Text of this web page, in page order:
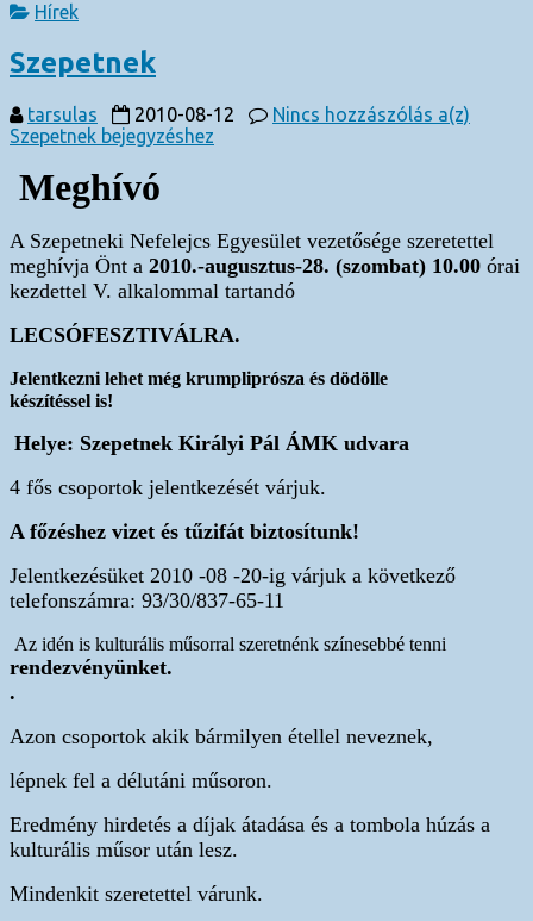
Hírek
Szepetnek
tarsulas 2010-08-12 Nincs hozzászólás a(z)
Szepetnek bejegyzéshez
Meghívó
A Szepetneki Nefelejcs Egyesület vezetősége szeretettel
meghívja Önt a 2010.-augusztus-28. (szombat) 10.00 órai
kezdettel V. alkalommal tartandó
LECSÓFESZTIVÁLRA.
Jelentkezni lehet még krumpliprósza és dödölle
készítéssel is!
Helye: Szepetnek Királyi Pál ÁMK udvara
4 fős csoportok jelentkezését várjuk.
A főzéshez vizet és tűzifát biztosítunk!
Jelentkezésüket 2010 -08 -20-ig várjuk a következő
telefonszámra: 93/30/837-65-11
Az idén is kulturális műsorral szeretnénk színesebbé tenni
rendezvényünket.
.
Azon csoportok akik bármilyen étellel neveznek,
lépnek fel a délutáni műsoron.
Eredmény hirdetés a díjak átadása és a tombola húzás a
kulturális műsor után lesz.
Mindenkit szeretettel várunk.